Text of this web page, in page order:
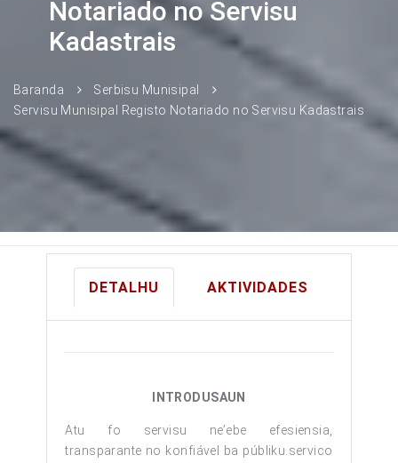
Notariado no Servisu
Kadastrais
Baranda
Serbisu Munisipal
Servisu Munisipal Registo Notariado no Servisu Kadastrais
DETALHU AKTIVIDADES
INTRODUSAUN
Atu fo servisu ne’ebe efesiensia,
transparante no konfiável ba públiku.servico